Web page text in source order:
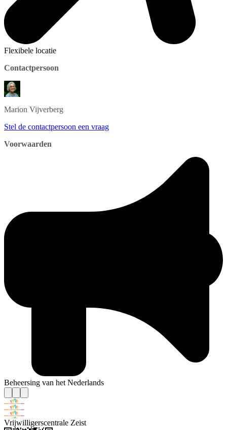
Flexibele locatie
Contactpersoon
Marion Vijverberg
Stel de contactpersoon een vraag
Voorwaarden
Beheersing van het Nederlands
Vrijwilligerscentrale Zeist